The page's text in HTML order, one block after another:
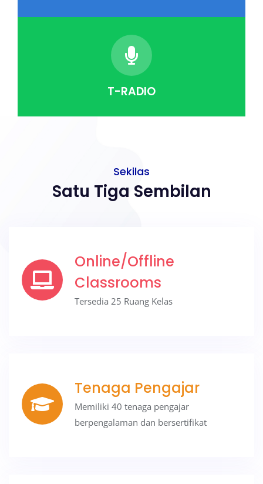
T-RADIO
Sekilas
Satu Tiga Sembilan
Online/Offline
Classrooms
Tersedia 25 Ruang Kelas
Tenaga Pengajar
Memiliki 40 tenaga pengajar
berpengalaman dan bersertifikat